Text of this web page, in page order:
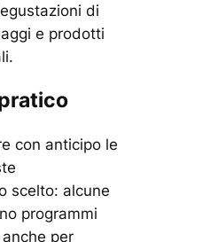
di
e prodotti
con anticipo le
scelto: alcune
programmi
per